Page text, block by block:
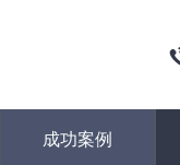
成功案例